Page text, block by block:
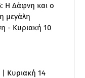
Η Δάφνη και ο
μεγάλη
- Κυριακή 10
Κυριακή 14